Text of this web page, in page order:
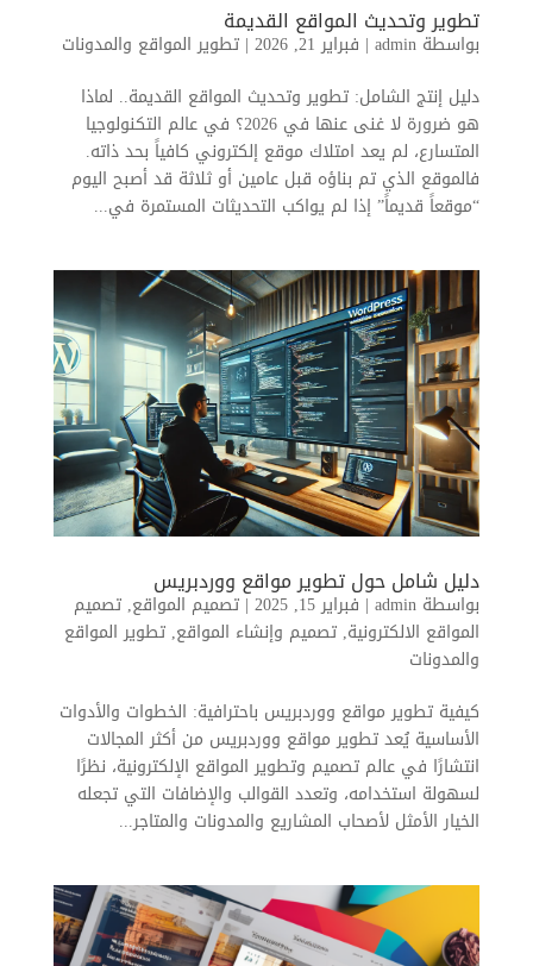
تطوير وتحديث المواقع القديمة
بواسطة admin
| فبراير 21, 2026 | تطوير المواقع والمدونات
دليل إنتج الشامل: تطوير وتحديث المواقع القديمة.. لماذا
هو ضرورة لا غنى عنها في 2026؟ في عالم التكنولوجيا
المتسارع، لم يعد امتلاك موقع إلكتروني كافياً بحد ذاته.
فالموقع الذي تم بناؤه قبل عامين أو ثلاثة قد أصبح اليوم
“موقعاً قديماً” إذا لم يواكب التحديثات المستمرة في...
دليل شامل حول تطوير مواقع ووردبريس
بواسطة admin
| فبراير 15, 2025 |تصميم المواقع,تصميم
المواقع الالكترونية,تصميم وإنشاء المواقع,تطوير المواقع
والمدونات
كيفية تطوير مواقع ووردبريس باحترافية: الخطوات والأدوات
الأساسية يُعد تطوير مواقع ووردبريس من أكثر المجالات
انتشارًا في عالم تصميم وتطوير المواقع الإلكترونية، نظرًا
لسهولة استخدامه، وتعدد القوالب والإضافات التي تجعله
الخيار الأمثل لأصحاب المشاريع والمدونات والمتاجر...